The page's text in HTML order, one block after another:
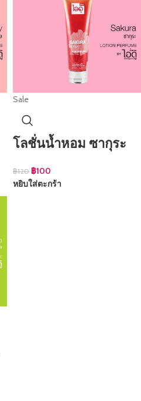
Sale
โลชั่นน้ำหอม ซากุระ
฿120 ฿100
หยิบใส่ตะกร้า